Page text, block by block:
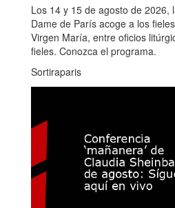
Los 14 y 15 de agosto de 2026,
Dame de París acoge a los
Virgen María, entre oficios
fieles. Conozca el programa.
Sortiraparis